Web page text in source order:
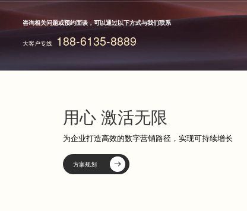
咨询相关问题或预约面谈，可以通过以下方式与我们联系
大客户专线 188-6135-8889
用心 激活无限
为企业打造高效的数字营销路径，实现可持续增长
方案规划